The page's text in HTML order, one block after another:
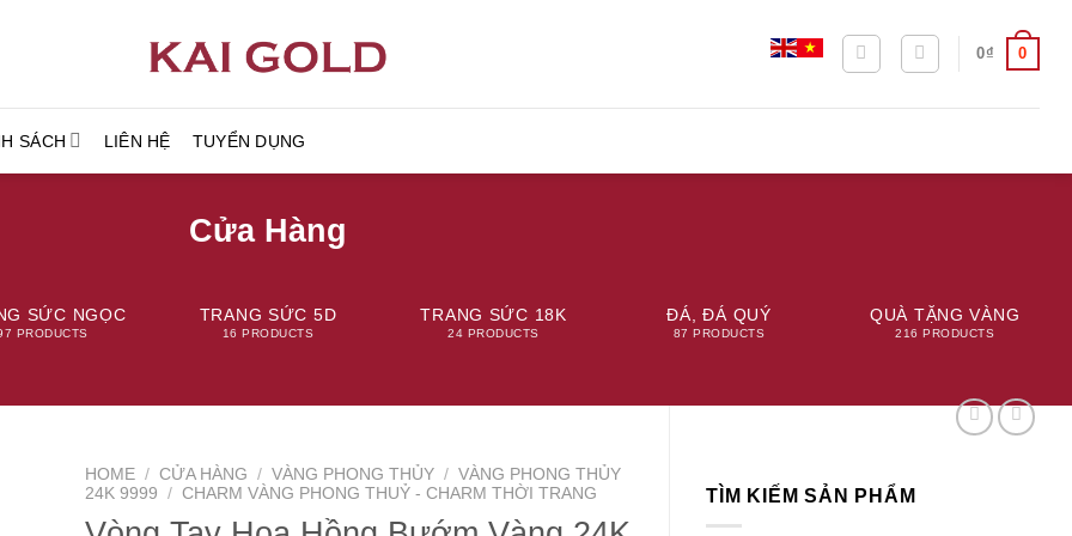
0₫ 0
SÁCH LIÊN HỆ TUYỂN DỤNG
Cửa Hàng
SỨC NGỌC
PRODUCTS
TRANG SỨC 5D
16 PRODUCTS
TRANG SỨC 18K
24 PRODUCTS
ĐÁ, ĐÁ QUÝ
87 PRODUCTS
QUÀ TẶNG VÀNG
216 PRODUCTS
TÌM KIẾM SẢN PHẨM
HOME / CỬA HÀNG / VÀNG PHONG THỦY / VÀNG PHONG THỦY
24K 9999 / CHARM VÀNG PHONG THUỶ - CHARM THỜI TRANG